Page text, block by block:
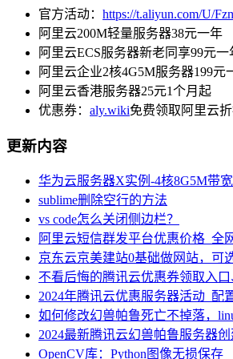
官方活动： https://t.aliyun.com/U/
阿里云200M轻量服务器38元一年
阿里云ECS服务器新老同享99元一
阿里云企业2核4G5M服务器199元
阿里云香港服务器25元1个月起
优惠券： aly.wiki免费领取阿里云
更新内容
华为云服务器X实例-4核8G5M带
sublime删除空行的方法
vs code怎么关闭侧边栏？
阿里云短信群发平台优惠价格_全
京东云京美建站0基础做网站，可
不看后悔的腾讯云优惠券领取入
2024年腾讯云优惠服务器活动_配
如何修改幻兽帕鲁死亡不掉落，
2024最新腾讯云幻兽帕鲁服务器创
OpenCV库：Python图像无损保存